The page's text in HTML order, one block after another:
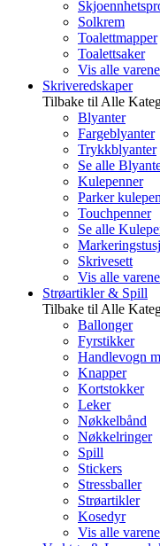
Solkrem
Toalettmapper
Toalettsaker
Vis alle varene
Skriveredskaper
Tilbake til Alle
Blyanter
Fargeblyanter
Trykkblyanter
Se alle
Kulepenner
Parker
Touchpenner
Se alle
Skrivesett
Vis alle varene
Strøartikler & Spill
Tilbake til Alle
Ballonger
Fyrstikker
Handlevogn
Knapper
Kortstokker
Leker
Nøkkelbånd
Nøkkelringer
Spill
Stickers
Stressballer
Strøartikler
Kosedyr
Vis alle varene